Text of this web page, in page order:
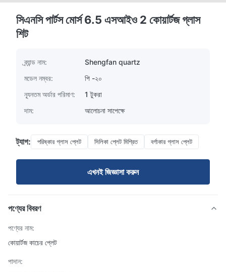
সিএনসি পার্টস মোর্স 6.5 এসআইও 2 কোয়ার্টজ গ্লাস
শিট
ব্র্যান্ড নাম:
Shengfan quartz
মডেল নম্বর:
পি -২০
ন্যূনতম অর্ডার পরিমাণ:
1 টুকরা
দাম:
আলোচনা সাপেক্ষে
ট্যাগ: পরিষ্কার গ্লাস প্লেট সিলিকা প্লেট মিশ্রিত বর্গাকার গ্লাস প্লেট
এখনই জিজ্ঞাসা করুন
পণ্যের বিবরণ
পণ্যের নাম:
কোয়ার্টজ কাচের প্লেট
পাদান: